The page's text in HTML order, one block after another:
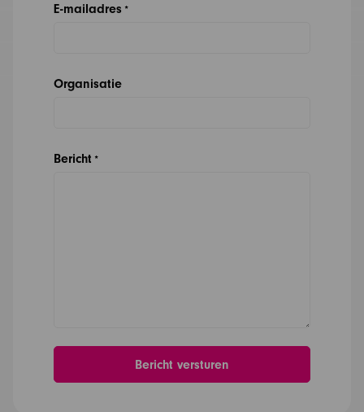
E-mailadres *
Organisatie
Bericht *